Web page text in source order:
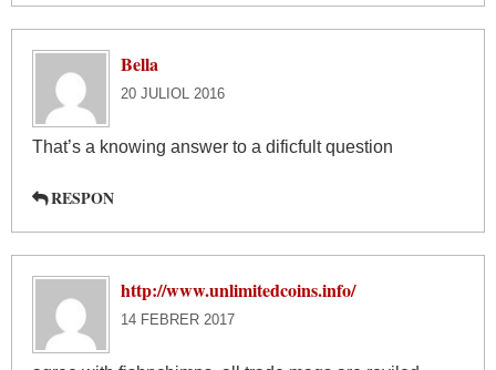
Bella
20 JULIOL 2016
That’s a knowing answer to a dificfult question
RESPON
http://www.unlimitedcoins.info/
14 FEBRER 2017